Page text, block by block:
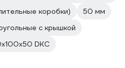
коробки)
50 мм
с крышкой
DKC